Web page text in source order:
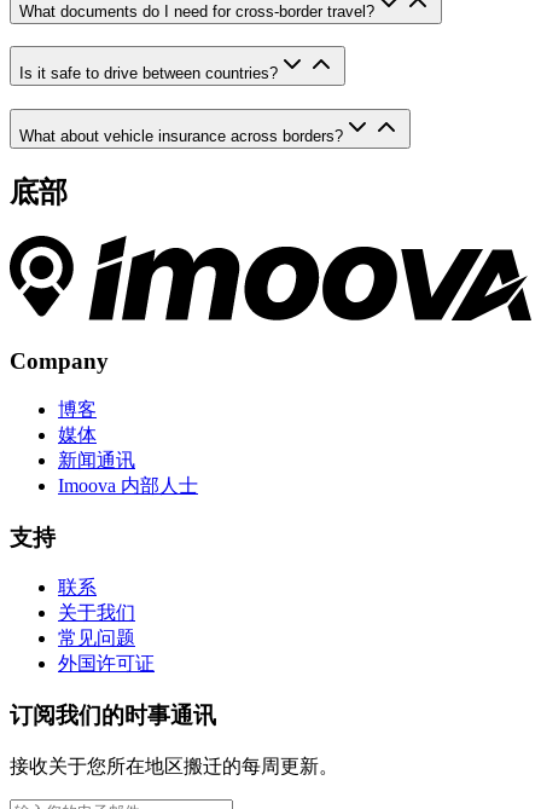
What documents do I need for cross-border travel?
Is it safe to drive between countries?
What about vehicle insurance across borders?
底部
Company
博客
媒体
新闻通讯
Imoova 内部人士
支持
联系
关于我们
常见问题
外国许可证
订阅我们的时事通讯
接收关于您所在地区搬迁的每周更新。